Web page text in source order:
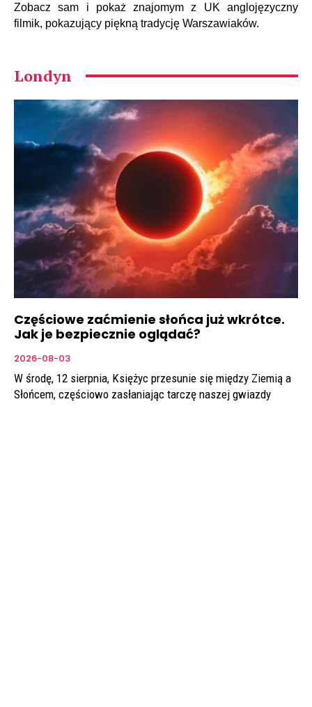
Zobacz sam i pokaż znajomym z UK anglojęzyczny
filmik, pokazujący piękną tradycję Warszawiaków.
Londyn
Częściowe zaćmienie słońca już wkrótce.
Jak je bezpiecznie oglądać?
2026-08-03
W środę, 12 sierpnia, Księżyc przesunie się między Ziemią a
Słońcem, częściowo zasłaniając tarczę naszej gwiazdy